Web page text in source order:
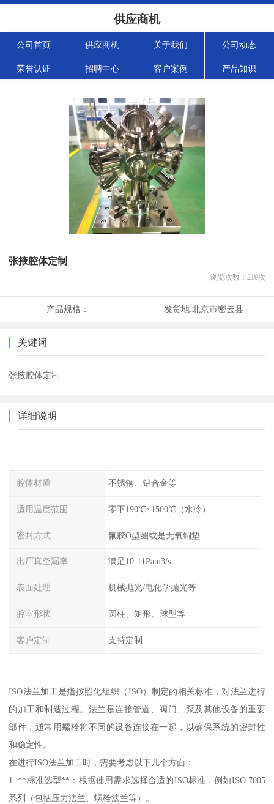
供应商机
公司首页 供应商机 关于我们 公司动态
荣誉认证 招聘中心 客户案例 产品知识
张掖腔体定制
浏览次数： 210次
产品规格： 发货地:北京市密云县
关键词
张掖腔体定制
详细说明
腔体材质 不锈钢、铝合金等
适用温度范围 零下190℃~1500℃（水冷）
密封方式 氟胶O型圈或是无氧铜垫
出厂真空漏率 满足10-11Pam3/s
表面处理 机械抛光/电化学抛光等
腔室形状 圆柱、矩形、球型等
客户定制 支持定制
ISO法兰加工是指按照化组织（ISO）制定的相关标准，对法兰进行
的加工和制造过程。法兰是连接管道、阀门、泵及其他设备的重要
部件，通常用螺栓将不同的设备连接在一起，以确保系统的密封性
和稳定性。
在进行ISO法兰加工时，需要考虑以下几个方面：
1. **标准选型**：根据使用需求选择合适的ISO标准，例如ISO 7005
系列（包括压力法兰、螺栓法兰等）。